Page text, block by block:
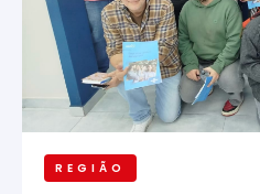
REGIÃO